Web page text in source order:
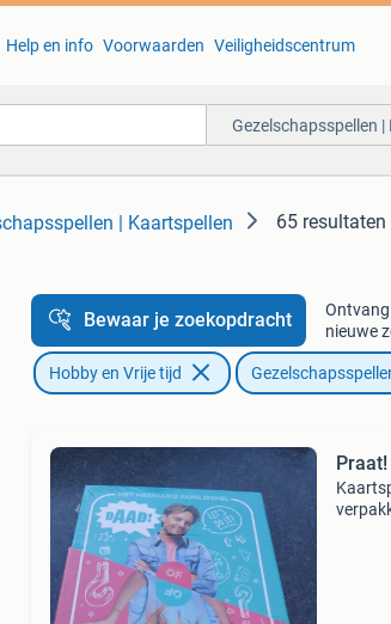
Help en info Voorwaarden Veiligheidscentrum
Gezelschapsspellen |
| Kaartspellen 65 resultaten
Bewaar je zoekopdracht
nieuwe
Hobby en Vrije tijd